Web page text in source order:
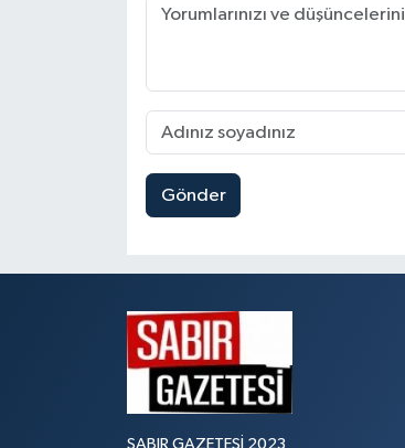
Gönder
SABIR GAZETESİ 2023